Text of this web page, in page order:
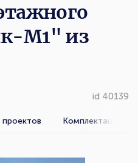
М1" из
id 40139
Комплектации